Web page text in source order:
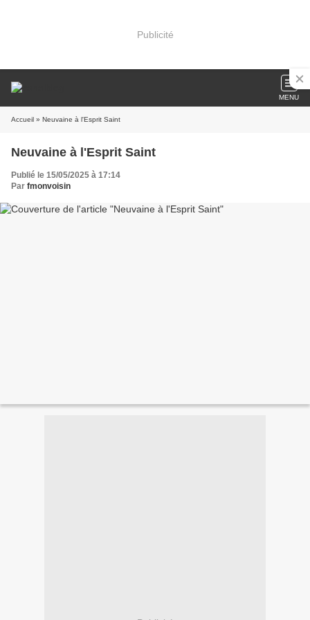
Publicité
MENU
Accueil » Neuvaine à l'Esprit Saint
Neuvaine à l'Esprit Saint
Publié le 15/05/2025 à 17:14
Par fmonvoisin